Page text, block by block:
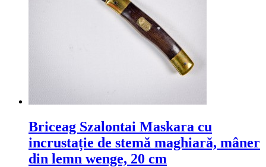
Briceag Szalontai Maskara cu
incrustație de stemă maghiară, mâner
din lemn wenge, 20 cm